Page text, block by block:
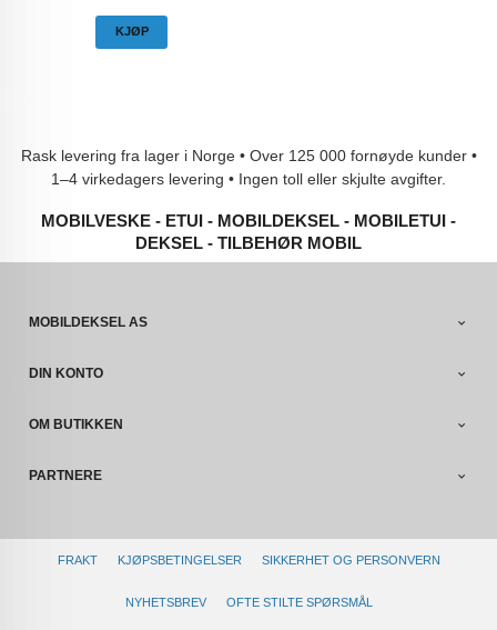
KJØP
Rask levering fra lager i Norge • Over 125 000 fornøyde kunder •
1–4 virkedagers levering • Ingen toll eller skjulte avgifter.
MOBILVESKE - ETUI - MOBILDEKSEL - MOBILETUI -
DEKSEL - TILBEHØR MOBIL
MOBILDEKSEL AS
DIN KONTO
OM BUTIKKEN
PARTNERE
FRAKT KJØPSBETINGELSER SIKKERHET OG PERSONVERN
NYHETSBREV OFTE STILTE SPØRSMÅL